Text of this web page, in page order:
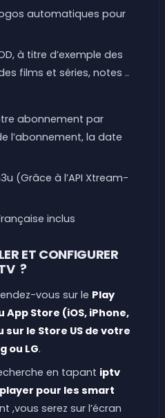
automatiques pour
à titre d’exemple des
films et séries, notes ..
abonnement par
l’abonnement, la date
(Grâce à l’API Xtream-
inclus
ET CONFIGURER
?
vous sur le Play
Store (iOS, iPhone,
sur le Store US de votre
ou LG.
en tapant iptv
pour les smart
,vous serez sur l’écran